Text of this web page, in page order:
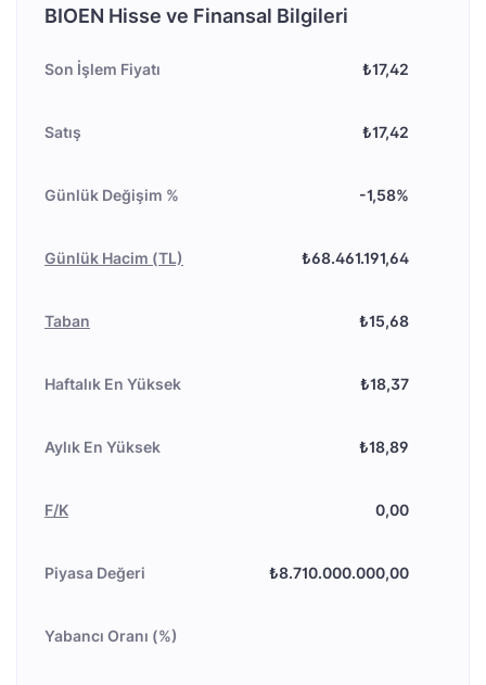
BIOEN Hisse ve Finansal Bilgileri
Son İşlem Fiyatı ₺17,42
Satış ₺17,42
Günlük Değişim % -1,58%
Günlük Hacim (TL) ₺68.461.191,64
Taban ₺15,68
Haftalık En Yüksek ₺18,37
Aylık En Yüksek ₺18,89
F/K 0,00
Piyasa Değeri ₺8.710.000.000,00
Yabancı Oranı (%)